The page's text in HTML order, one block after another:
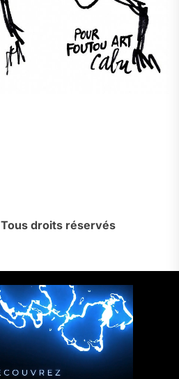
Tous droits réservés